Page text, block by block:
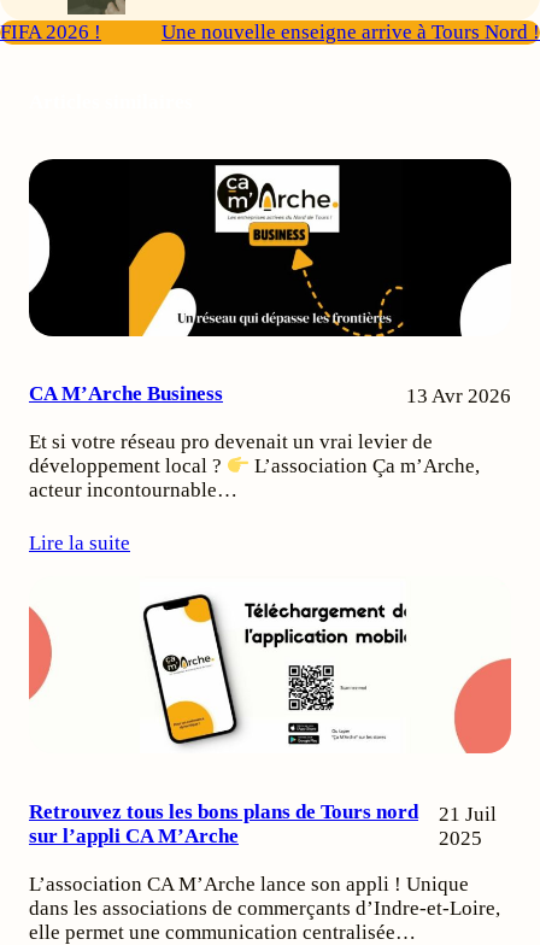
FIFA 2026 ! Une nouvelle enseigne arrive à Tours Nord !
CA M’Arche Business 13 Avr 2026
Et si votre réseau pro devenait un vrai levier de
développement local ?
L’association Ça m’Arche,
acteur incontournable…
Lire la suite
Retrouvez tous les bons plans de Tours nord
sur l’appli CA M’Arche
21 Juil
2025
L’association CA M’Arche lance son appli ! Unique
dans les associations de commerçants d’Indre-et-Loire,
elle permet une communication centralisée…